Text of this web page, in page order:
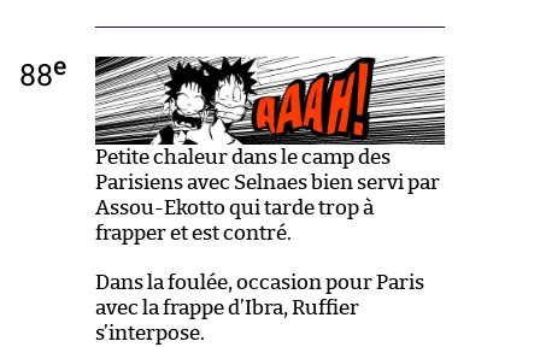
88e
Petite chaleur dans le camp des
Parisiens avec Selnaes bien servi par
Assou-Ekotto qui tarde trop à
frapper et est contré.
Dans la foulée, occasion pour Paris
avec la frappe d’Ibra, Ruffier
s’interpose.